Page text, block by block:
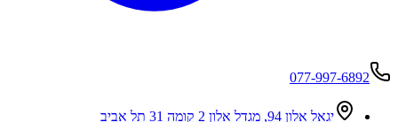
077-997-6892
יגאל אלון 94, מגדל אלון 2 קומה 31 תל אביב